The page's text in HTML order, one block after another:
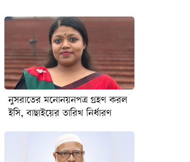
নুসরাতের মনোনয়নপত্র গ্রহণ করল
ইসি, বাছাইয়ের তারিখ নির্ধারণ